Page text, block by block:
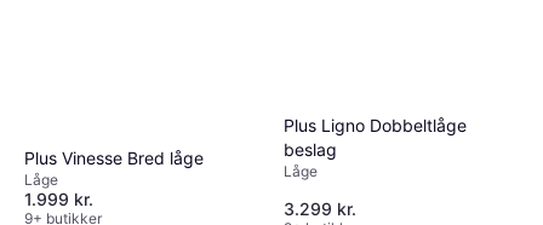
Plus Vinesse Bred låge
Låge
1.999 kr.
9+ butikker
Plus Ligno Dobbeltlåge
beslag
Låge
3.299 kr.